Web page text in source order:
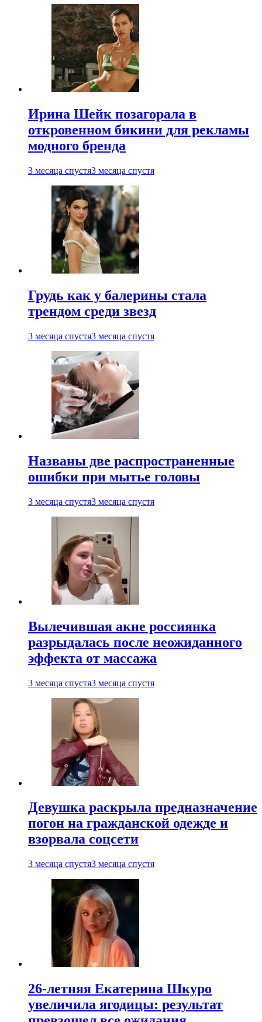
Ирина Шейк позагорала в
откровенном бикини для рекламы
модного бренда
3 месяца спустя3 месяца спустя
Грудь как у балерины стала
трендом среди звезд
3 месяца спустя3 месяца спустя
Названы две распространенные
ошибки при мытье головы
3 месяца спустя3 месяца спустя
Вылечившая акне россиянка
разрыдалась после неожиданного
эффекта от массажа
3 месяца спустя3 месяца спустя
Девушка раскрыла предназначение
погон на гражданской одежде и
взорвала соцсети
3 месяца спустя3 месяца спустя
26-летняя Екатерина Шкуро
увеличила ягодицы: результат